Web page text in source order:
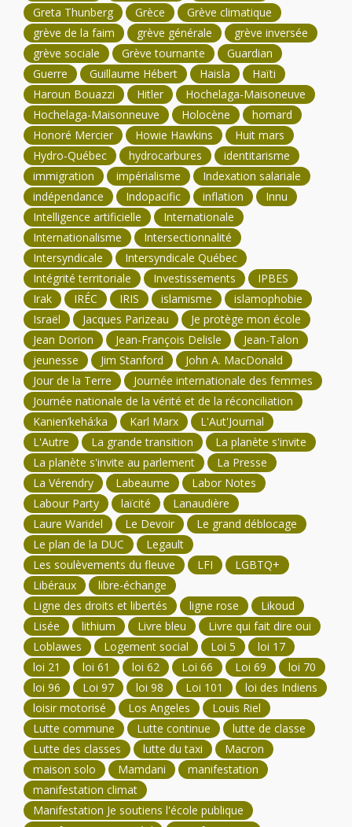
Greta Thunberg
Grèce
Grève climatique
grève de la faim
grève générale
grève inversée
grève sociale
Grève tournante
Guardian
Guerre
Guillaume Hébert Haisla
Haïti
Haroun Bouazzi
Hitler
Hochelaga-Maisoneuve
Hochelaga-Maisonneuve
Holocène
homard
Honoré Mercier
Howie Hawkins
Huit mars
Hydro-Québec
hydrocarbures
identitarisme
immigration
impérialisme
Indexation salariale
indépendance
Indopacific inflation
Innu
Intelligence artificielle
Internationale
Internationalisme
Intersectionnalité
Intersyndicale
Intersyndicale Québec
Intégrité territoriale
Investissements
IPBES
Irak
IRÉC IRIS islamisme
islamophobie
Israël
Jacques Parizeau
Je protège mon école
Jean Dorion
Jean-François Delisle
Jean-Talon
jeunesse
Jim Stanford
John A. MacDonald
Jour de la Terre
Journée internationale des femmes
Journée nationale de la vérité et de la réconciliation
Kanien’kehá:ka
Karl Marx
L'Aut'Journal
L'Autre
La grande transition
La planète s'invite
La planète s'invite au parlement
La Presse
La Vérendry
Labeaume
Labor Notes
Labour Party
laïcité
Lanaudière
Laure Waridel
Le Devoir
Le grand déblocage
Le plan de la DUC
Legault
Les soulèvements du fleuve
LFI
LGBTQ+
Libéraux
libre-échange
Ligne des droits et libertés
ligne rose
Likoud
Lisée
lithium Livre bleu
Livre qui fait dire oui
Loblawes
Logement social Loi 5
loi 17
loi 21
loi 61 loi 62 Loi 66 Loi 69
loi 70
loi 96
Loi 97 loi 98 Loi 101
loi des Indiens
loisir motorisé
Los Angeles
Louis Riel
Lutte commune
Lutte continue
lutte de classe
Lutte des classes
lutte du taxi
Macron
maison solo
Mamdani
manifestation
manifestation climat
Manifestation Je soutiens l'école publique